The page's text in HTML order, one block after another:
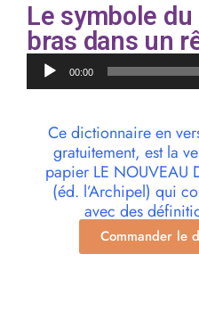
Le symbole
bras dans un
Lecteur
audio00:00
Ce dictionnaire en
gratuitement, est la
papier LE NOUVEAU
(éd. l’Archipel) qui
avec des
Commander le